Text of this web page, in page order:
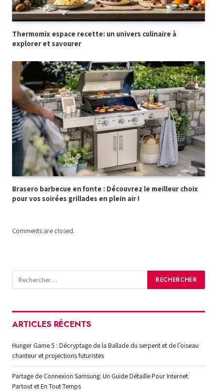
Thermomix espace recette: un univers culinaire à
explorer et savourer
Brasero barbecue en fonte : Découvrez le meilleur choix
pour vos soirées grillades en plein air !
Comments are closed.
ARTICLES RÉCENTS
Hunger Game 5 : Décryptage de la Ballade du serpent et de l’oiseau
chanteur et projections futuristes
Partage de Connexion Samsung: Un Guide Détaille Pour Internet
Partout et En Tout Temps